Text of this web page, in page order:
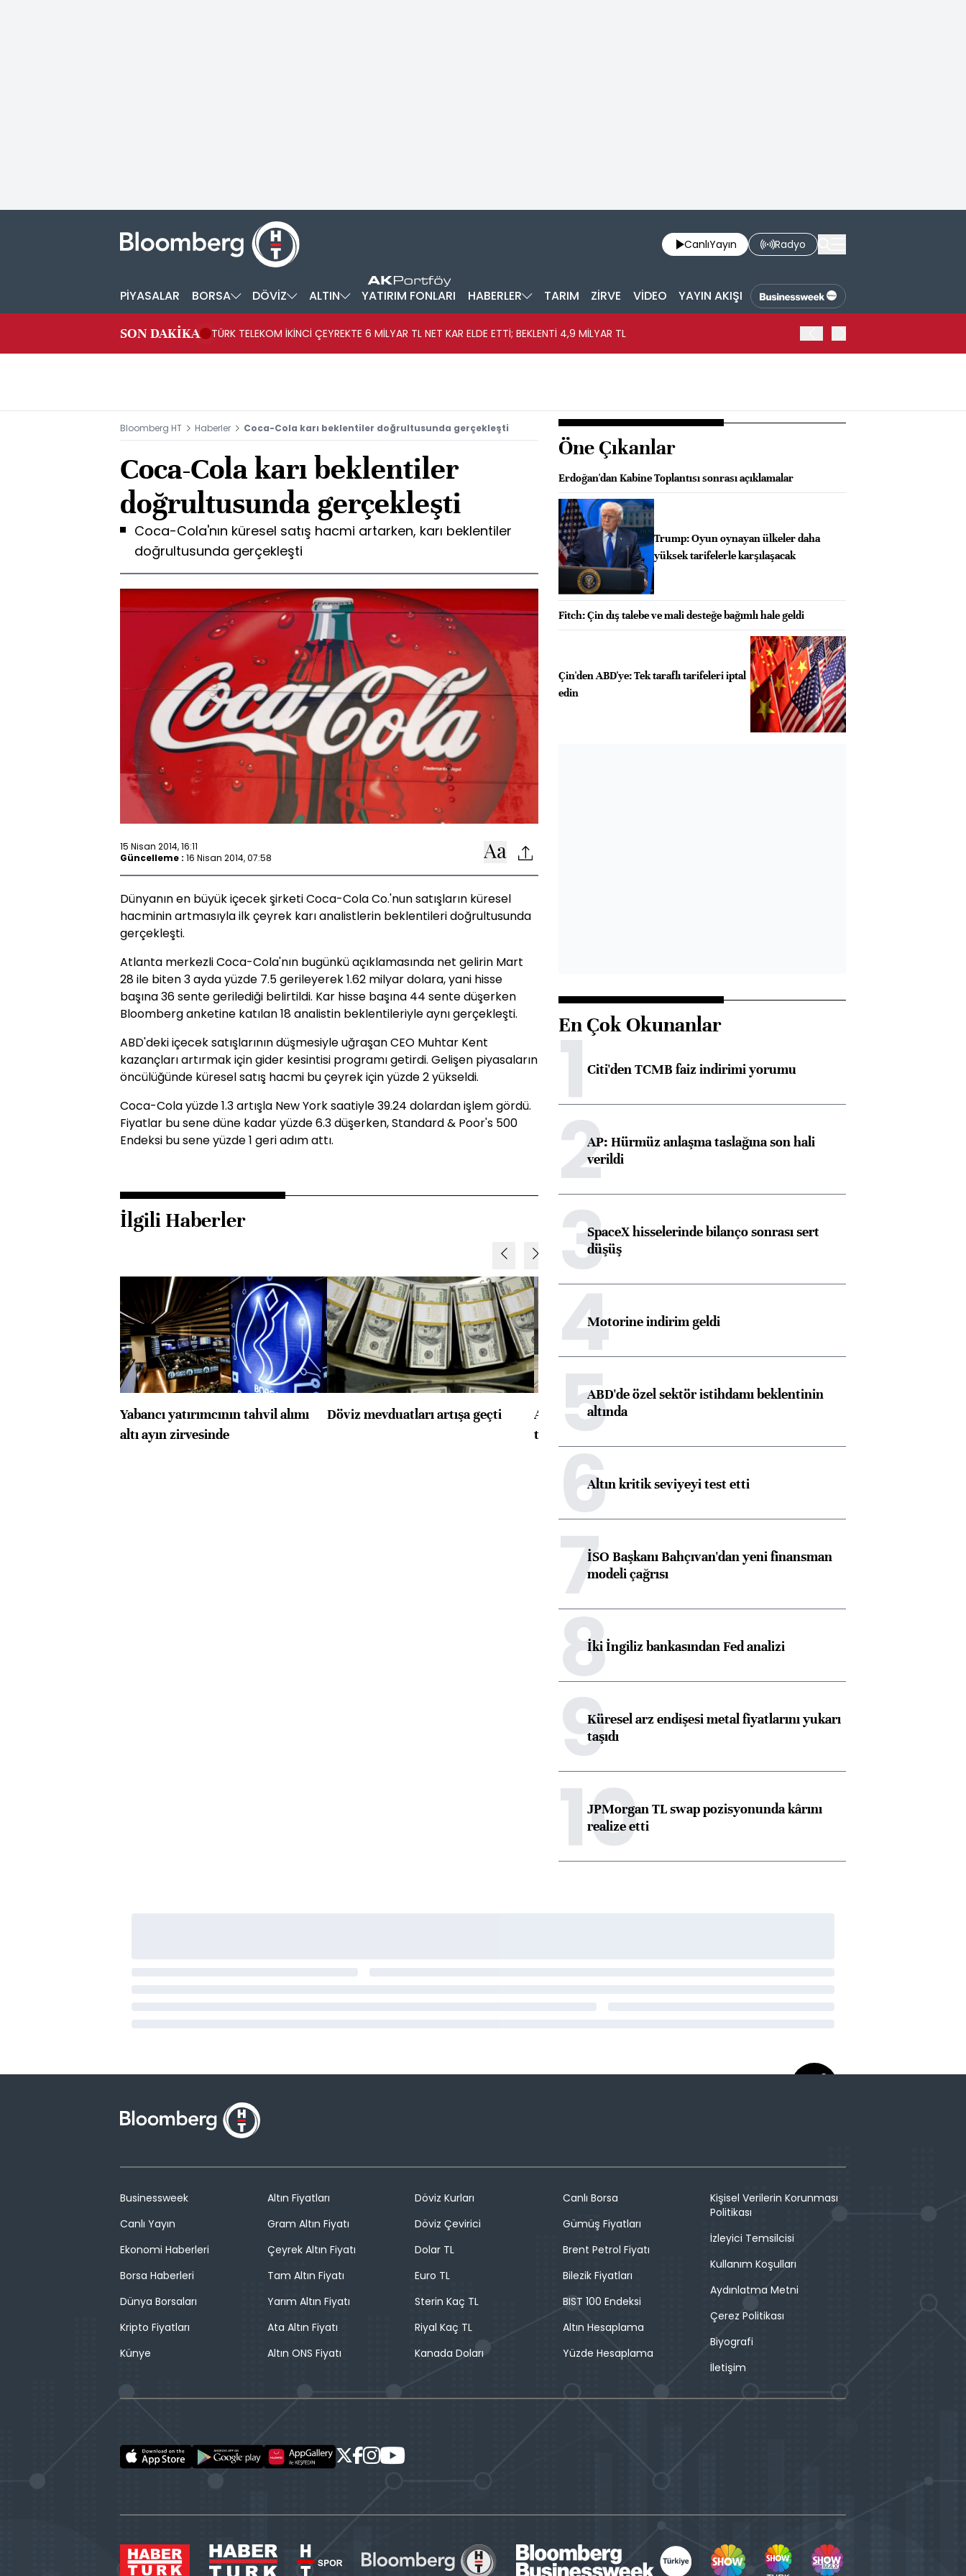
CanlıYayın Radyo
PİYASALAR BORSA DÖVİZ ALTIN YATIRIM FONLARI HABERLER TARIM ZİRVE VİDEO YAYIN AKIŞI
SON DAKİKA TÜRK TELEKOM İKİNCİ ÇEYREKTE 6 MİLYAR TL NET KAR ELDE ETTİ; BEKLENTİ 4,9 MİLYAR TL
Bloomberg HT Haberler Coca-Cola karı beklentiler doğrultusunda gerçekleşti
Coca-Cola karı beklentiler
doğrultusunda gerçekleşti
Coca-Cola'nın küresel satış hacmi artarken, karı beklentiler
doğrultusunda gerçekleşti
15 Nisan 2014, 16:11
Güncelleme : 16 Nisan 2014, 07:58
Dünyanın en büyük içecek şirketi Coca-Cola Co.'nun satışların küresel
hacminin artmasıyla ilk çeyrek karı analistlerin beklentileri doğrultusunda
gerçekleşti.
Atlanta merkezli Coca-Cola'nın bugünkü açıklamasında net gelirin Mart
28 ile biten 3 ayda yüzde 7.5 gerileyerek 1.62 milyar dolara, yani hisse
başına 36 sente gerilediği belirtildi. Kar hisse başına 44 sente düşerken
Bloomberg anketine katılan 18 analistin beklentileriyle aynı gerçekleşti.
ABD'deki içecek satışlarının düşmesiyle uğraşan CEO Muhtar Kent
kazançları artırmak için gider kesintisi programı getirdi. Gelişen piyasaların
öncülüğünde küresel satış hacmi bu çeyrek için yüzde 2 yükseldi.
Coca-Cola yüzde 1.3 artışla New York saatiyle 39.24 dolardan işlem gördü.
Fiyatlar bu sene düne kadar yüzde 6.3 düşerken, Standard & Poor's 500
Endeksi bu sene yüzde 1 geri adım attı.
İlgili Haberler
Yabancı yatırımcının tahvil alımı
altı ayın zirvesinde
Döviz mevduatları artışa geçti
ABD'de konut başlangıçları
toparlandı
Öne Çıkanlar
Erdoğan'dan Kabine Toplantısı sonrası açıklamalar
Trump: Oyun oynayan ülkeler daha
yüksek tarifelerle karşılaşacak
Fitch: Çin dış talebe ve mali desteğe bağımlı hale geldi
Çin'den ABD'ye: Tek taraflı tarifeleri iptal
edin
En Çok Okunanlar
1Citi'den TCMB faiz indirimi yorumu
2AP: Hürmüz anlaşma taslağına son hali
verildi
3SpaceX hisselerinde bilanço sonrası sert
düşüş
4Motorine indirim geldi
5ABD'de özel sektör istihdamı beklentinin
altında
6Altın kritik seviyeyi test etti
7İSO Başkanı Bahçıvan'dan yeni finansman
modeli çağrısı
8İki İngiliz bankasından Fed analizi
9Küresel arz endişesi metal fiyatlarını yukarı
taşıdı
10
JPMorgan TL swap pozisyonunda kârını
realize etti
Businessweek
Canlı Yayın
Ekonomi Haberleri
Borsa Haberleri
Dünya Borsaları
Kripto Fiyatları
Künye
Altın Fiyatları
Gram Altın Fiyatı
Çeyrek Altın Fiyatı
Tam Altın Fiyatı
Yarım Altın Fiyatı
Ata Altın Fiyatı
Altın ONS Fiyatı
Döviz Kurları
Döviz Çevirici
Dolar TL
Euro TL
Sterin Kaç TL
Riyal Kaç TL
Kanada Doları
Canlı Borsa
Gümüş Fiyatları
Brent Petrol Fiyatı
Bilezik Fiyatları
BIST 100 Endeksi
Altın Hesaplama
Yüzde Hesaplama
Kişisel Verilerin Korunması
Politikası
İzleyici Temsilcisi
Kullanım Koşulları
Aydınlatma Metni
Çerez Politikası
Biyografi
İletişim